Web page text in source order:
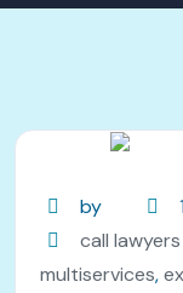
by
call
multiservices,